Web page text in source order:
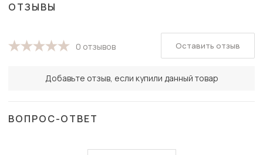
ОТЗЫВЫ
0 отзывов
Добавьте отзыв, если купили данный товар
Оставить отзыв
ВОПРОС-ОТВЕТ